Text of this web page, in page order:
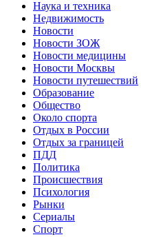
Наука и техника
Недвижимость
Новости
Новости ЗОЖ
Новости медицины
Новости Москвы
Новости путешествий
Образование
Общество
Около спорта
Отдых в России
Отдых за границей
ПДД
Политика
Происшествия
Психология
Рынки
Сериалы
Спорт